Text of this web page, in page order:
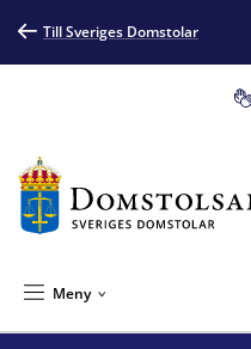
Till Sveriges Domstolar
Meny